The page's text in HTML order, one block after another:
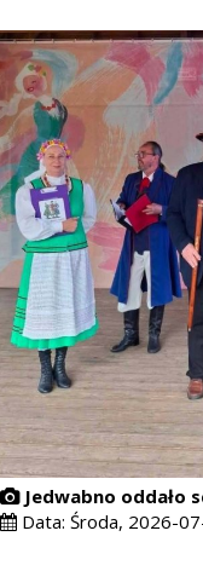
Jedwabno oddało
Data: Środa, 2026-